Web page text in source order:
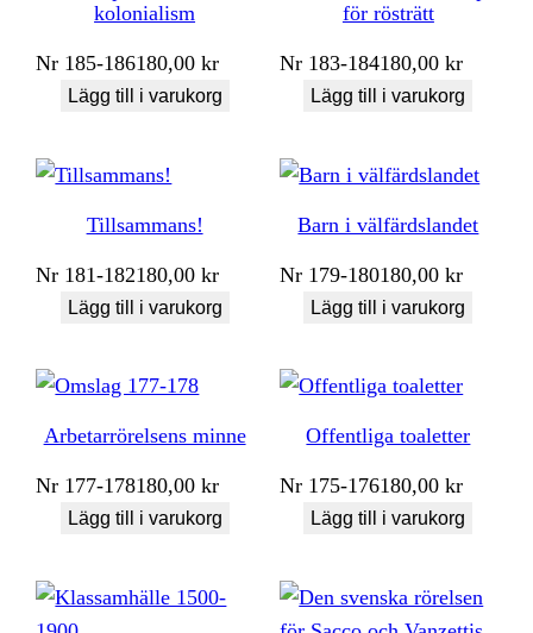
kolonialism
Nr 185-186180,00kr
Lägg till i varukorg
för rösträtt
Nr 183-184180,00kr
Lägg till i varukorg
Tillsammans!
Nr 181-182180,00kr
Lägg till i varukorg
Barn i välfärdslandet
Nr 179-180180,00kr
Lägg till i varukorg
Arbetarrörelsens minne
Nr 177-178180,00kr
Lägg till i varukorg
Offentliga toaletter
Nr 175-176180,00kr
Lägg till i varukorg